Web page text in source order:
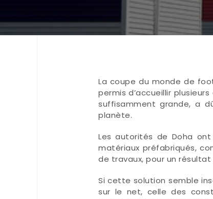
La coupe du monde de
permis d’accueillir
suffisamment grande, a
planète.
Les autorités de Doha ont
matériaux préfabriqués,
de travaux, pour un
Si cette solution semble
sur le net, celle des